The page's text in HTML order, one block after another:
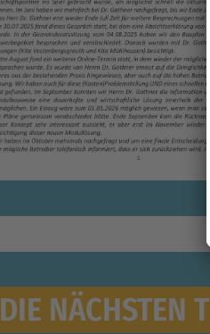
DIE NÄCHSTEN